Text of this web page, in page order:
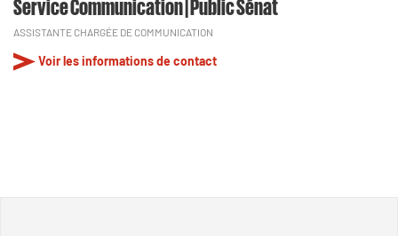
Service Communication | Public Sénat
ASSISTANTE CHARGÉE DE COMMUNICATION
Voir les informations de contact